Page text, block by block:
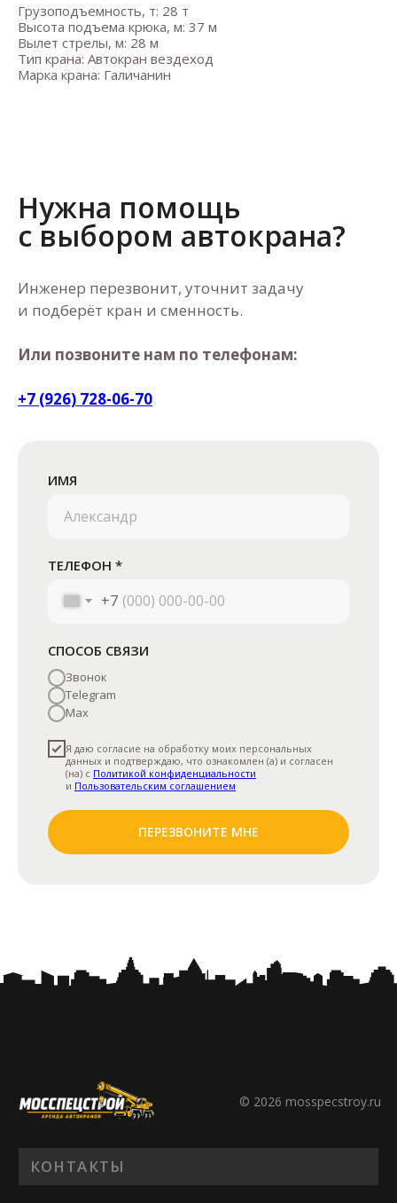
Грузоподъемность, т: 28 т
Высота подъема крюка, м: 37 м
Вылет стрелы, м: 28 м
Тип крана: Автокран вездеход
Марка крана: Галичанин
Нужна помощь
с выбором автокрана?
Инженер перезвонит, уточнит задачу
и подберёт кран и сменность.
Или позвоните нам по телефонам:
+7 (926) 728-06-70
ИМЯ
ТЕЛЕФОН *
+7
СПОСОБ СВЯЗИ
Звонок
Telegram
Max
Я даю согласие на обработку моих персональных
данных и подтверждаю, что ознакомлен (а) и согласен
(на) с Политикой конфиденциальности
и Пользовательским соглашением
ПЕРЕЗВОНИТЕ МНЕ
КОНТАКТЫ
mosspecstroy2014@ya.ru
г. Москва, Дорожная улица, 21